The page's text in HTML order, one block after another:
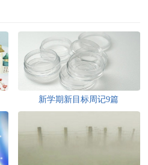
新学期新目标周记9篇